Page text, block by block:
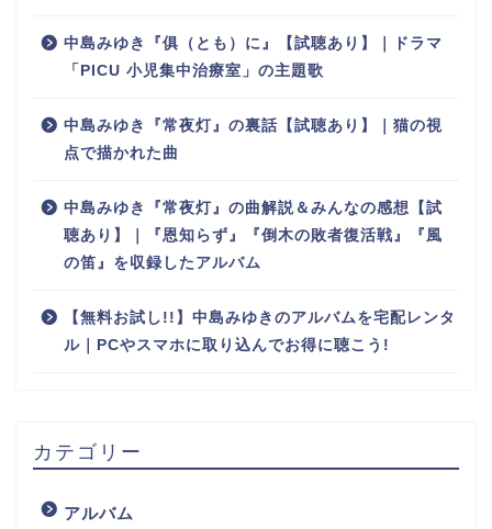
中島みゆき『俱（とも）に』【試聴あり】｜ドラマ
「PICU 小児集中治療室」の主題歌
中島みゆき『常夜灯』の裏話【試聴あり】｜猫の視
点で描かれた曲
中島みゆき『常夜灯』の曲解説＆みんなの感想【試
聴あり】｜『恩知らず』『倒木の敗者復活戦』『風
の笛』を収録したアルバム
【無料お試し!!】中島みゆきのアルバムを宅配レンタ
ル｜PCやスマホに取り込んでお得に聴こう!
カテゴリー
アルバム